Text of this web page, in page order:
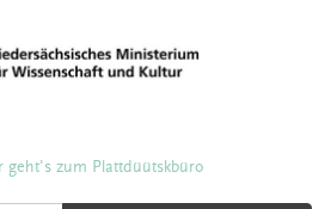
geht's zum Plattdüütskbüro